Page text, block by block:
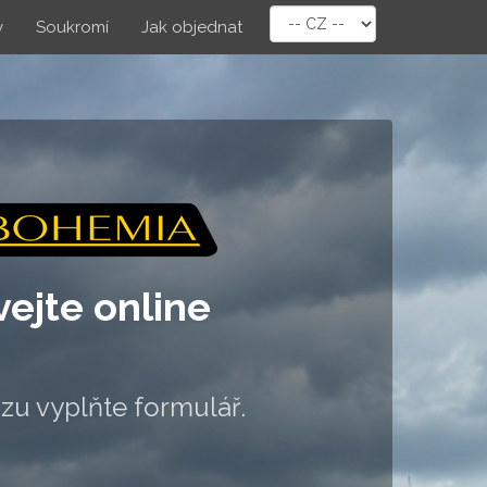
Soukromí Jak objednat
online
vyplňte formulář.